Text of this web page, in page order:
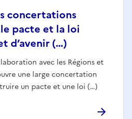
concertations
pacte et la loi
d’avenir (…)
avec les Régions et
une large concertation
un pacte et une loi (…)